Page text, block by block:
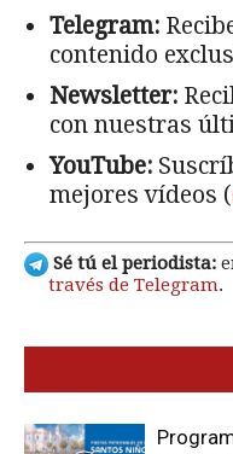
Telegram:
contenido
Newsletter:
con nuestras
YouTube:
mejores vídeos (
Sé tú el periodista:
través de Telegram.